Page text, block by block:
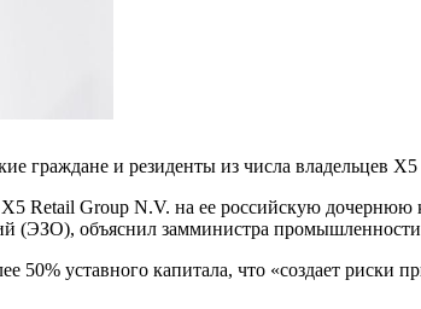
граждане и резиденты из числа владельцев
Retail Group N.V. на ее российскую
(ЭЗО), объяснил замминистра
уставного капитала, что «создает риски